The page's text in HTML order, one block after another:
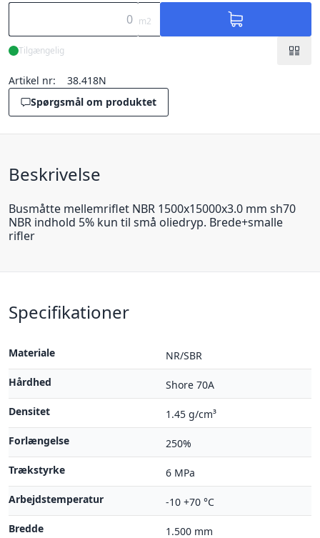
m2
Tilgængelig
Artikel nr:
38.418N
Spørgsmål om produktet
Beskrivelse
Busmåtte mellemriflet NBR 1500x15000x3.0 mm sh70
NBR indhold 5% kun til små oliedryp. Brede+smalle
rifler
Specifikationer
Materiale
NR/SBR
Hårdhed
Shore 70A
Densitet
1.45 g/cm³
Forlængelse
250%
Trækstyrke
6 MPa
Arbejdstemperatur
-10 +70 °C
Bredde
1.500 mm